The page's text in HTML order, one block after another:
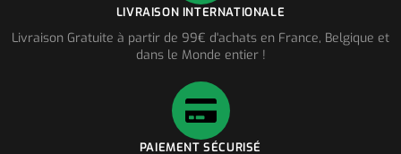
LIVRAISON INTERNATIONALE
Livraison Gratuite à partir de 99€ d'achats en France, Belgique et
dans le Monde entier !
PAIEMENT SÉCURISÉ